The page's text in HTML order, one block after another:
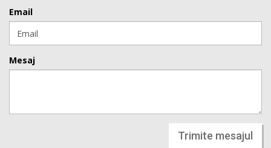
Email
Mesaj
Trimite mesajul